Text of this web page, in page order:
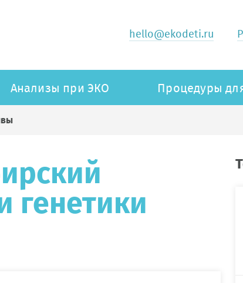
hello@ekodeti.ru
Анализы при ЭКО Процедуры
генетики